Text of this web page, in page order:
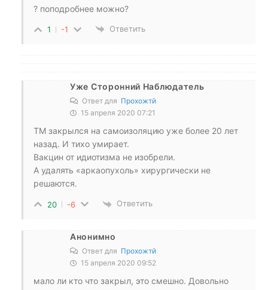
? поподробнее можно?
1 -1 Ответить
Уже Сторонний Наблюдатель
Ответ для Прохожтй
15 апреля 2020 07:21
ТМ закрылся на самоизоляцию уже более 20 лет
назад. И тихо умирает.
Вакцин от идиотизма не изобрели.
А удалять «аркаопухоль» хирургически не
решаются.
20 -6 Ответить
Анонимно
Ответ для Прохожтй
15 апреля 2020 09:52
мало ли кто что закрыл, это смешно. Довольно